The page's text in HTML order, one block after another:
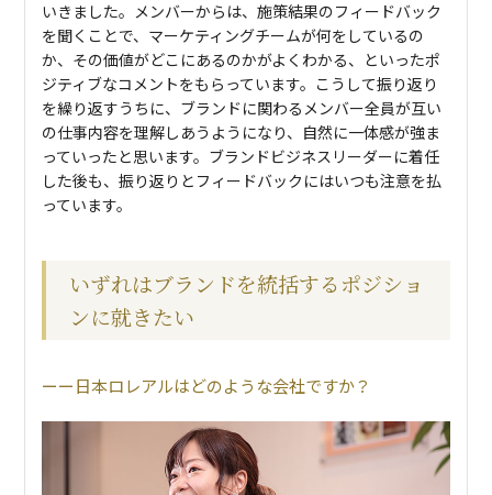
いきました。メンバーからは、施策結果のフィードバック
を聞くことで、マーケティングチームが何をしているの
か、その価値がどこにあるのかがよくわかる、といったポ
ジティブなコメントをもらっています。こうして振り返り
を繰り返すうちに、ブランドに関わるメンバー全員が互い
の仕事内容を理解しあうようになり、自然に一体感が強ま
っていったと思います。ブランドビジネスリーダーに着任
した後も、振り返りとフィードバックにはいつも注意を払
っています。
いずれはブランドを統括するポジショ
ンに就きたい
日本ロレアルはどのような会社ですか？